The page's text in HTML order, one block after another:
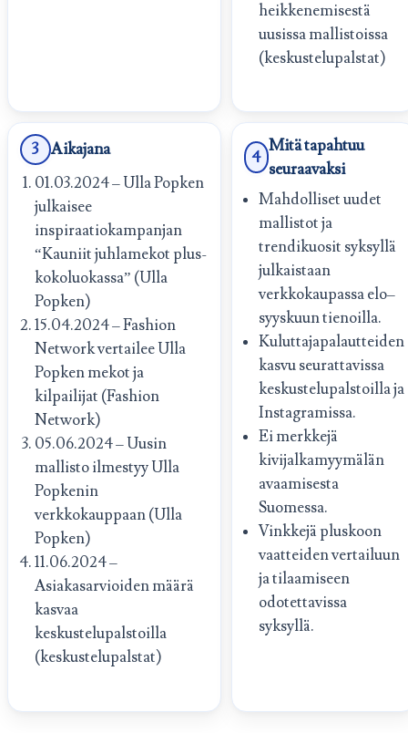
heikkenemisestä
uusissa mallistoissa
(keskustelupalstat)
3 Aikajana
01.03.2024 – Ulla Popken
julkaisee
inspiraatiokampanjan
“Kauniit juhlamekot plus-
kokoluokassa” (Ulla
Popken)
15.04.2024 – Fashion
Network vertailee Ulla
Popken mekot ja
kilpailijat (Fashion
Network)
05.06.2024 – Uusin
mallisto ilmestyy Ulla
Popkenin
verkkokauppaan (Ulla
Popken)
11.06.2024 –
Asiakasarvioiden määrä
kasvaa
keskustelupalstoilla
(keskustelupalstat)
4
Mitä tapahtuu
seuraavaksi
Mahdolliset uudet
mallistot ja
trendikuosit syksyllä
julkaistaan
verkkokaupassa elo–
syyskuun tienoilla.
Kuluttajapalautteiden
kasvu seurattavissa
keskustelupalstoilla ja
Instagramissa.
Ei merkkejä
kivijalkamyymälän
avaamisesta
Suomessa.
Vinkkejä pluskoon
vaatteiden vertailuun
ja tilaamiseen
odotettavissa
syksyllä.